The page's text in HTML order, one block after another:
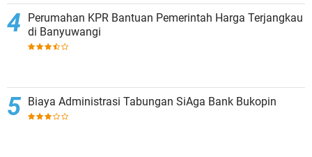
Perumahan KPR Bantuan Pemerintah Harga Terjangkau
di Banyuwangi
Biaya Administrasi Tabungan SiAga Bank Bukopin